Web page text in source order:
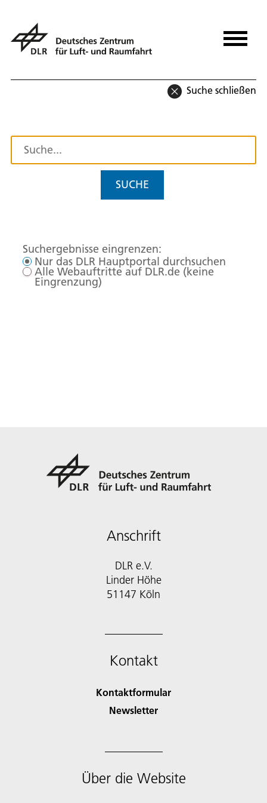
Suche schließen
SUCHE
Suchergebnisse eingrenzen:
Nur das DLR Hauptportal durchsuchen
Alle Webauftritte auf DLR.de (keine
Eingrenzung)
Anschrift
DLR e.V.
Linder Höhe
51147 Köln
Kontakt
Kontaktformular
Newsletter
Über die Website